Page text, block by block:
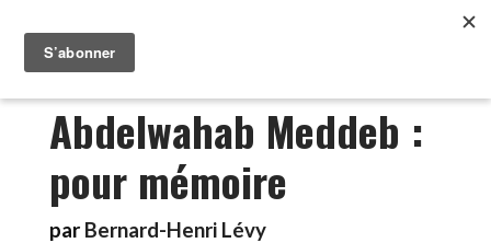
Abdelwahab Meddeb :
pour mémoire
par Bernard-Henri Lévy